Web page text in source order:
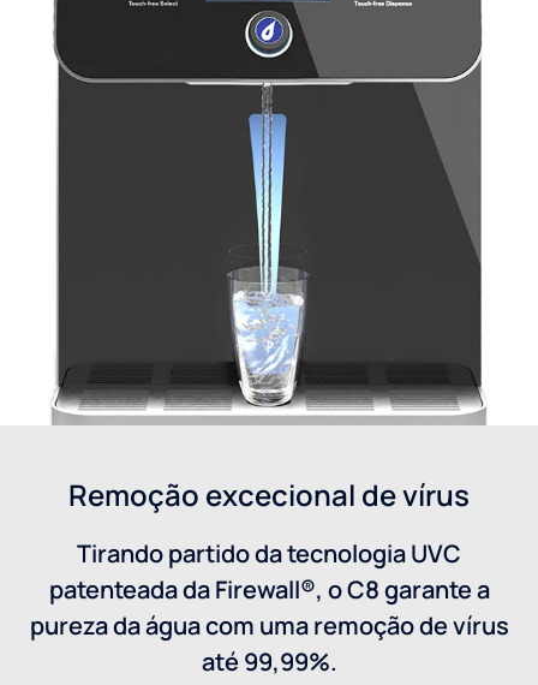
Remoção excecional de vírus
Tirando partido da tecnologia UVC
patenteada da Firewall®, o C8 garante a
pureza da água com uma remoção de vírus
até 99,99%.